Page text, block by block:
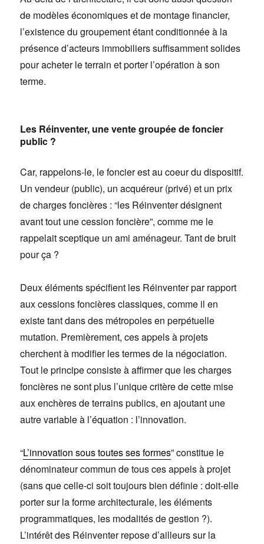
de modèles économiques et de montage financier,
l’existence du groupement étant conditionnée à la
présence d’acteurs immobiliers suffisamment solides
pour acheter le terrain et porter l’opération à son
terme.
Les Réinventer, une vente groupée de foncier
public ?
Car, rappelons-le, le foncier est au coeur du dispositif.
Un vendeur (public), un acquéreur (privé) et un prix
de charges foncières : “les Réinventer désignent
avant tout une cession foncière”, comme me le
rappelait sceptique un ami aménageur. Tant de bruit
pour ça ?
Deux éléments spécifient les Réinventer par rapport
aux cessions foncières classiques, comme il en
existe tant dans des métropoles en perpétuelle
mutation. Premièrement, ces appels à projets
cherchent à modifier les termes de la négociation.
Tout le principe consiste à affirmer que les charges
foncières ne sont plus l’unique critère de cette mise
aux enchères de terrains publics, en ajoutant une
autre variable à l’équation : l’innovation.
“L’innovation sous toutes ses formes” constitue le
dénominateur commun de tous ces appels à projet
(sans que celle-ci soit toujours bien définie : doit-elle
porter sur la forme architecturale, les éléments
programmatiques, les modalités de gestion ?).
L’intérêt des Réinventer repose d’ailleurs sur la